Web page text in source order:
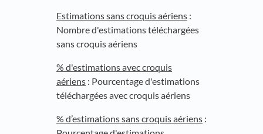
Estimations sans croquis aériens :
Nombre d'estimations téléchargées
sans croquis aériens
% d'estimations avec croquis
aériens : Pourcentage d'estimations
téléchargées avec croquis aériens
% d’estimations sans croquis aériens :